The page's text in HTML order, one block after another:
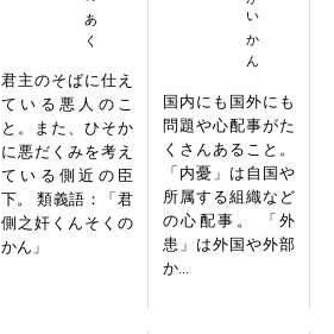
君主のそばに仕え
ている悪人のこ
と。また、ひそか
に悪だくみを考え
ている側近の臣
下。 類義語：「君
側之奸くんそくの
かん」
国内にも国外にも
問題や心配事がた
くさんあること。
「内憂」は自国や
所属する組織など
の心配事。 「外
患」は外国や外部
か...